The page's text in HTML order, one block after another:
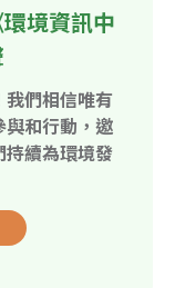
境資訊中
我們相信唯有
與和行動，邀
續為環境發